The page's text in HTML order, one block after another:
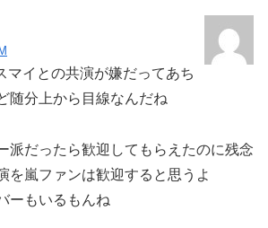
マイとの共演が嫌だってあち
随分上から目線なんだね
派だったら歓迎してもらえたのに残念
を嵐ファンは歓迎すると思うよ
ーもいるもんね